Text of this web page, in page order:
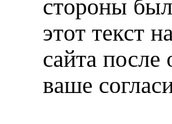
стороны
этот текст
сайта после
ваше